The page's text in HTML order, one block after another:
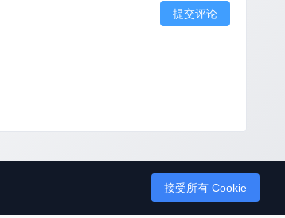
提交评论
接受所有 Cookie